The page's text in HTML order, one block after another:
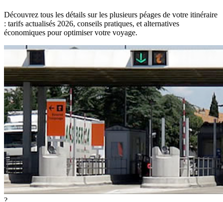
Découvrez tous les détails sur les plusieurs péages de votre itinéraire
: tarifs actualisés 2026, conseils pratiques, et alternatives
économiques pour optimiser votre voyage.
?